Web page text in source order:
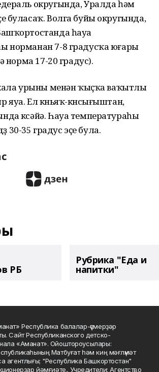
округында, Уралда һәм
буласаҡ. Волга буйы округында,
һауа
норманан 7-8 градусҡа юғары
норма 17-20 градус).
урыны менән ҡыҫҡа ваҡытлы
яуа. Ел көньяҡ-көнсығыштан,
көсәйә. Һауа температураһы
30-35 градус эҫе була.
РБ
Рубрика "Еда и
напитки"
Республика балалар-үҫмерҙәр
Сайт Республиканского детско-
«Аманат». Ойоштороусылары:
Матбуғат һәм киң мәғлүмәт
агентлығы; "Республика Башкортостан"
йәмғиәте.. Учредители: Агентство